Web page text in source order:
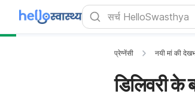
प्रेग्नेंसी नयी मां की
डिलिवरी